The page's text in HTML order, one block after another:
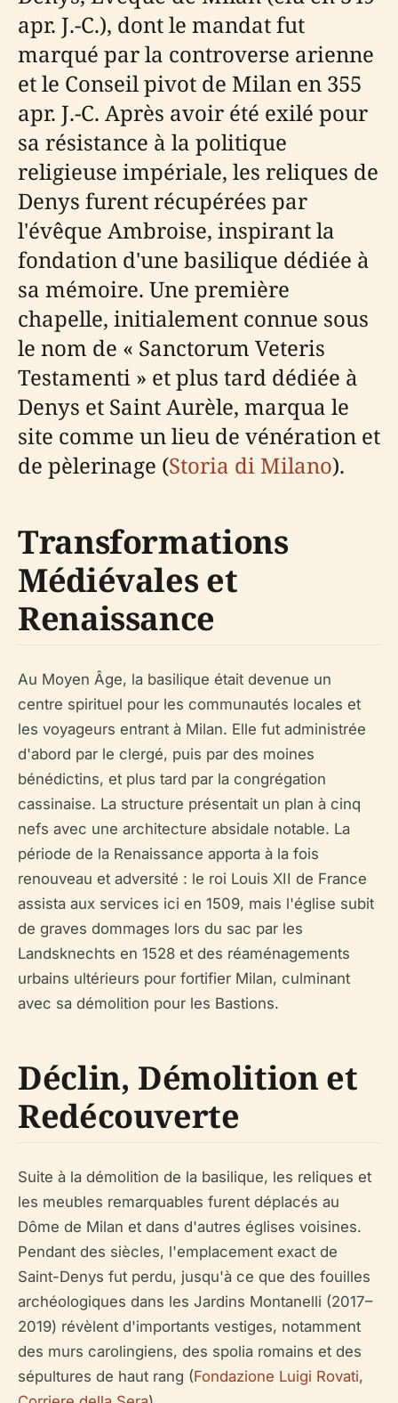
apr. J.-C.), dont le mandat fut
marqué par la controverse arienne
et le Conseil pivot de Milan en 355
apr. J.-C. Après avoir été exilé pour
sa résistance à la politique
religieuse impériale, les reliques de
Denys furent récupérées par
l'évêque Ambroise, inspirant la
fondation d'une basilique dédiée à
sa mémoire. Une première
chapelle, initialement connue sous
le nom de « Sanctorum Veteris
Testamenti » et plus tard dédiée à
Denys et Saint Aurèle, marqua le
site comme un lieu de vénération et
de pèlerinage (Storia di Milano).
Transformations
Médiévales et
Renaissance
Au Moyen Âge, la basilique était devenue un
centre spirituel pour les communautés locales et
les voyageurs entrant à Milan. Elle fut administrée
d'abord par le clergé, puis par des moines
bénédictins, et plus tard par la congrégation
cassinaise. La structure présentait un plan à cinq
nefs avec une architecture absidale notable. La
période de la Renaissance apporta à la fois
renouveau et adversité : le roi Louis XII de France
assista aux services ici en 1509, mais l'église subit
de graves dommages lors du sac par les
Landsknechts en 1528 et des réaménagements
urbains ultérieurs pour fortifier Milan, culminant
avec sa démolition pour les Bastions.
Déclin, Démolition et
Redécouverte
Suite à la démolition de la basilique, les reliques et
les meubles remarquables furent déplacés au
Dôme de Milan et dans d'autres églises voisines.
Pendant des siècles, l'emplacement exact de
Saint-Denys fut perdu, jusqu'à ce que des fouilles
archéologiques dans les Jardins Montanelli (2017–
2019) révèlent d'importants vestiges, notamment
des murs carolingiens, des spolia romains et des
sépultures de haut rang (Fondazione Luigi Rovati,